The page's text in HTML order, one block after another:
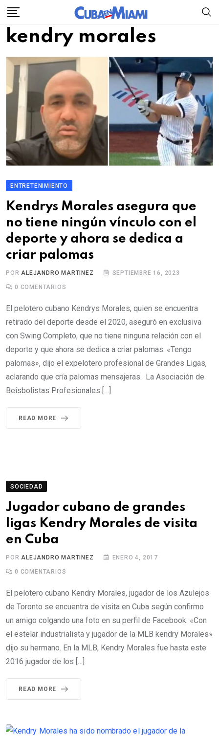
Skip
content
kendry morales
ENTRETENIMIENTO
Kendrys Morales asegura que
no tiene ningún vínculo con el
deporte y ahora se dedica a
criar palomas
POR ALEJANDRO MARTINEZ SEPTIEMBRE 16, 2023
0 COMENTARIOS
El pelotero cubano Kendrys Morales, quien se encuentra
retirado del deporte desde el 2020, aseguró en exclusiva
con Swing Completo, que no tiene ninguna relación con el
deporte y que ahora se dedica a criar palomas. «Tengo
palomas», dijo el expelotero profesional de Grandes Ligas,
aclarando que cría palomas mensajeras. La Asociación de
Beisbolistas Profesionales […]
READ MORE
SOCIEDAD
Jugador cubano de grandes
ligas Kendry Morales de visita
en Cuba
POR ALEJANDRO MARTINEZ ENERO 4, 2017
0 COMENTARIOS
El pelotero cubano Kendry Morales, jugador de los Azulejos
de Toronto se encuentra de visita en Cuba según confirmo
un amigo colgando una foto en su perfil de Facebook. «Con
el estelar industrialista y jugador de la MLB kendry Morales»
dijo su hermano. En la MLB, Kendry Morales fue hasta este
2016 jugador de los […]
READ MORE